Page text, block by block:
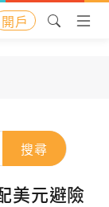
開戶
搜尋
美元避險